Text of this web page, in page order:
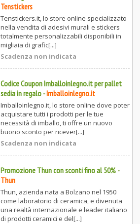
Tenstickers
Tenstickers.it, lo store online specializzato
nella vendita di adesivi murali e stickers
totalmente personalizzabili disponibili in
migliaia di grafic[...]
Scadenza non indicata
Codice Coupon Imballoinlegno.it per pallet
sedia in regalo-Imballoinlegno.it
Imballoinlegno.it, lo store online dove poter
acquistare tutti i prodotti per le tue
necessità di imballo, ti offre un nuovo
buono sconto per ricever[...]
Scadenza non indicata
Promozione Thun con sconti fino al 50%-
Thun
Thun, azienda nata a Bolzano nel 1950
come laboratorio di ceramica, e divenuta
una realtà internazionale e leader italiano
di prodotti ceramici e del[...]